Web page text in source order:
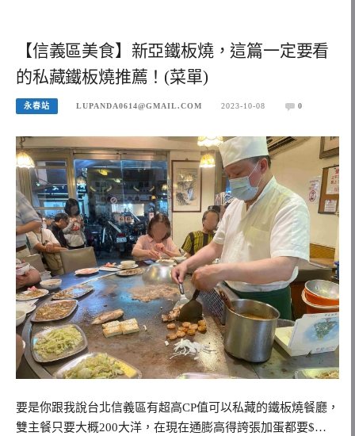
【信義區美食】新亞鐵板燒，這篇一定要看
的私藏鐵板燒推薦！(菜單)
永春站 LUPANDA0614@GMAIL.COM 2023-10-08 0
要是你跟我說台北信義區有超高CP值可以私藏的鐵板燒餐廳，
雙主餐只要大概200大洋，在現在通膨高得誇張加蛋都要$…